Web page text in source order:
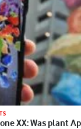
XX: Was plant